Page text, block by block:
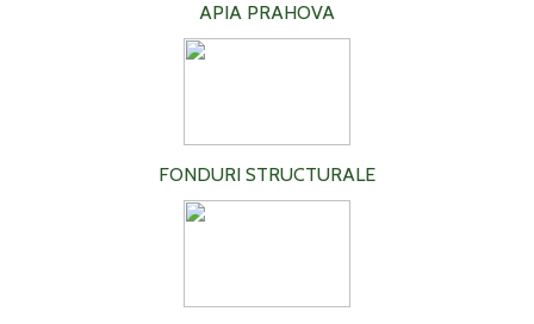
APIA PRAHOVA
FONDURI STRUCTURALE